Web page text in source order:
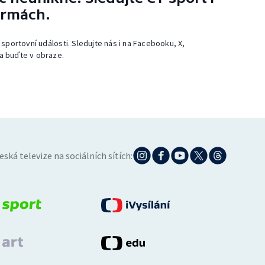
události. Sledujte nás i na Facebooku, X,
buďte v obraze.
televize na sociálních sítích: